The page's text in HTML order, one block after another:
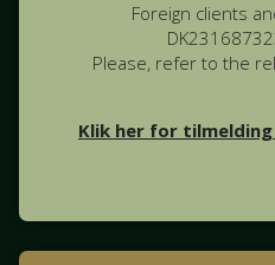
Foreign clients
Please, refer to the
Klik her for